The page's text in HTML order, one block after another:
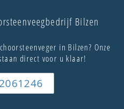
Bilzen
in Bilzen? Onze
direct voor u klaar!